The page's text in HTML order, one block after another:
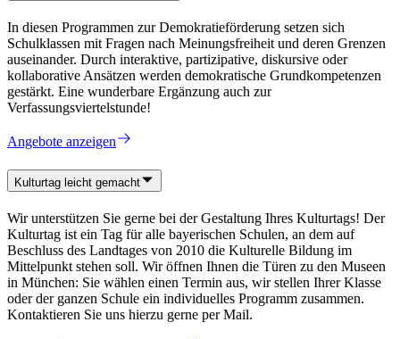
In diesen Programmen zur Demokratieförderung setzen sich
Schulklassen mit Fragen nach Meinungsfreiheit und deren Grenzen
auseinander. Durch interaktive, partizipative, diskursive oder
kollaborative Ansätzen werden demokratische Grundkompetenzen
gestärkt. Eine wunderbare Ergänzung auch zur
Verfassungsviertelstunde!
Angebote anzeigen
Kulturtag leicht gemacht
Wir unterstützen Sie gerne bei der Gestaltung Ihres Kulturtags! Der
Kulturtag ist ein Tag für alle bayerischen Schulen, an dem auf
Beschluss des Landtages von 2010 die Kulturelle Bildung im
Mittelpunkt stehen soll. Wir öffnen Ihnen die Türen zu den Museen
in München: Sie wählen einen Termin aus, wir stellen Ihrer Klasse
oder der ganzen Schule ein individuelles Programm zusammen.
Kontaktieren Sie uns hierzu gerne per Mail.